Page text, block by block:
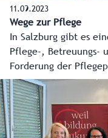
11.09.2023
Wege zur Pflege
In Salzburg gibt es
Pflege-, Betreuungs-
Forderung der
Daniela Kanzian und
online. Hier das Info-